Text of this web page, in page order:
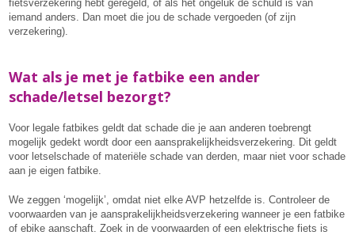
fietsverzekering hebt geregeld, of als het ongeluk de schuld is van
iemand anders. Dan moet die jou de schade vergoeden (of zijn
verzekering).
Wat als je met je fatbike een ander
schade/letsel bezorgt?
Voor legale fatbikes geldt dat schade die je aan anderen toebrengt
mogelijk gedekt wordt door een aansprakelijkheidsverzekering. Dit geldt
voor letselschade of materiële schade van derden, maar niet voor schade
aan je eigen fatbike.
We zeggen ‘mogelijk’, omdat niet elke AVP hetzelfde is. Controleer de
voorwaarden van je aansprakelijkheidsverzekering wanneer je een fatbike
of ebike aanschaft. Zoek in de voorwaarden of een elektrische fiets is